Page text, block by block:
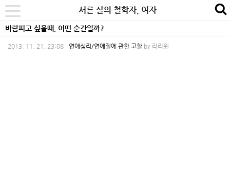
본
문
내
비
카
테
toggle
navigation
서른 살의 철학자, 여자
바람피고 싶을때, 어떤 순간일까?
2013. 11. 21. 23:08 연애심리/연애질에 관한 고찰 by 라라윈